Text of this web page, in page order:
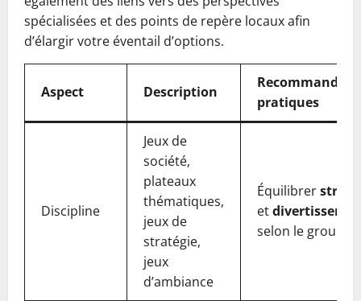
spécialisées et des points de repère locaux afin
d’élargir votre éventail d’options.
Aspect Description
pratiques
Discipline
Jeux de
société,
plateaux
thématiques,
jeux de
stratégie,
jeux
d’ambiance
Équilibrer
et
selon le groupe